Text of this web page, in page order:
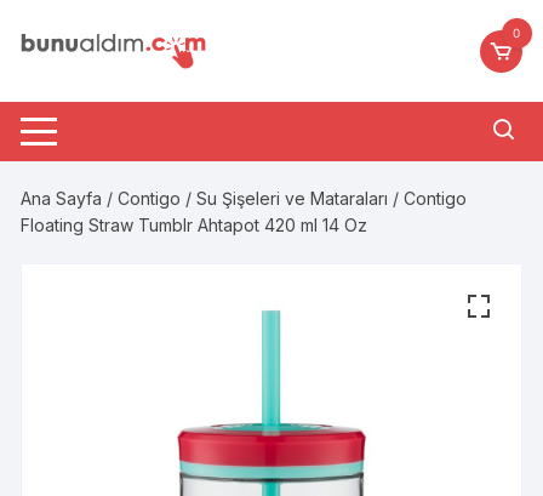
0
Ana Sayfa /Contigo /Su Şişeleri ve Mataraları / Contigo
Floating Straw Tumblr Ahtapot 420 ml 14 Oz